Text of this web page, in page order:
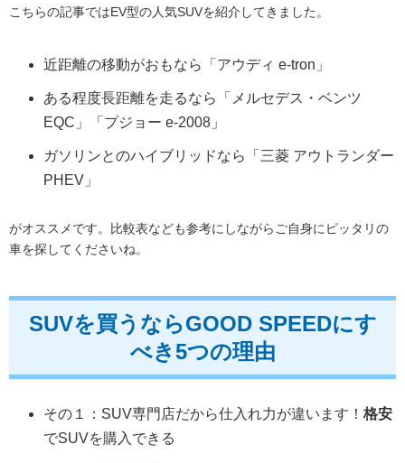
こちらの記事ではEV型の人気SUVを紹介してきました。
近距離の移動がおもなら「アウディ e-tron」
ある程度長距離を走るなら「メルセデス・ベンツ
EQC」「プジョー e-2008」
ガソリンとのハイブリッドなら「三菱 アウトランダー
PHEV」
がオススメです。比較表なども参考にしながらご自身にピッタリの
車を探してくださいね。
SUVを買うならGOOD SPEEDにす
べき5つの理由
その１：SUV専門店だから仕入れ力が違います！格安
でSUVを購入できる